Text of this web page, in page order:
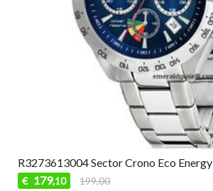
R3273613004 Sector Crono Eco Energy
€ 179,10 199,00